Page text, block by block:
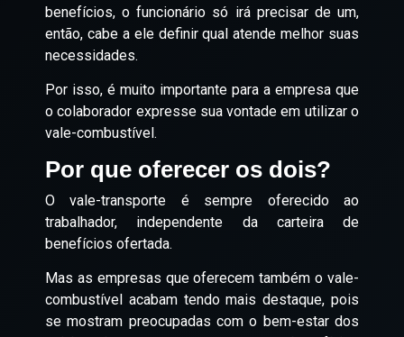
benefícios, o funcionário só irá precisar de um,
então, cabe a ele definir qual atende melhor suas
necessidades.
Por isso, é muito importante para a empresa que
o colaborador expresse sua vontade em utilizar o
vale-combustível.
Por que oferecer os dois?
O vale-transporte é sempre oferecido ao
trabalhador, independente da carteira de
benefícios ofertada.
Mas as empresas que oferecem também o vale-
combustível acabam tendo mais destaque, pois
se mostram preocupadas com o bem-estar dos